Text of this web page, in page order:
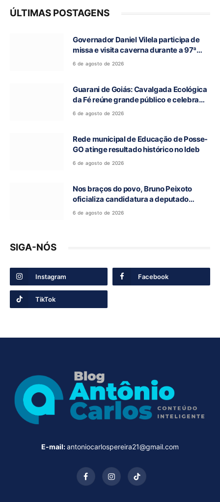
ÚLTIMAS POSTAGENS
Governador Daniel Vilela participa de
missa e visita caverna durante a 97ª
Romaria do Bom Jesus da Lapa de Terra
6 de agosto de 2026
Guarani de Goiás: Cavalgada Ecológica
da Fé reúne grande público e celebra
tradição religiosa
6 de agosto de 2026
Rede municipal de Educação de Posse-
GO atinge resultado histórico no Ideb
6 de agosto de 2026
Nos braços do povo, Bruno Peixoto
oficializa candidatura a deputado
federal em convenção do União Brasil
6 de agosto de 2026
SIGA-NÓS
Instagram Facebook
TikTok
E-mail:antoniocarlospereira21@gmail.com
FacebookInstagramTikTok